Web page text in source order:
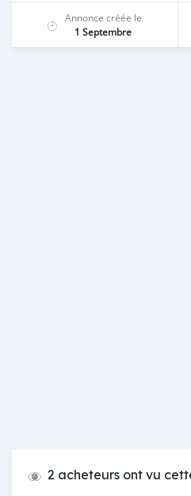
Annonce créée le
1 Septembre
2 acheteurs ont vu